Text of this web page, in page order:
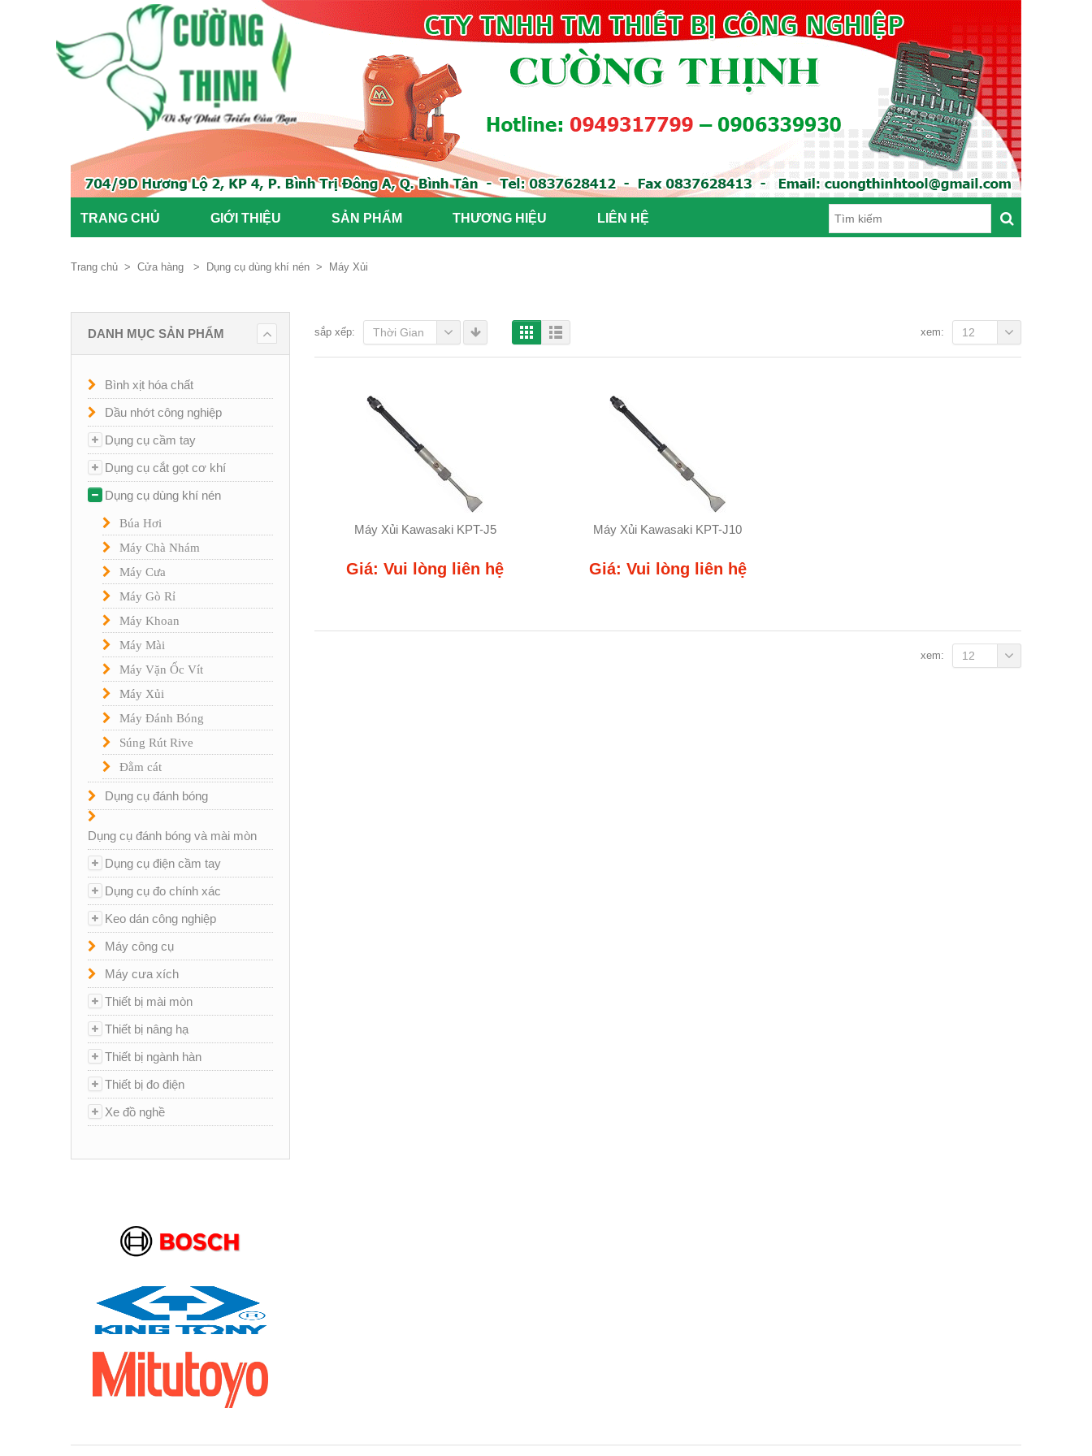
TRANG CHỦ GIỚI THIỆU SẢN PHẨM THƯƠNG HIỆU LIÊN HỆ
Trang chủ > Cửa hàng > Dụng cụ dùng khí nén > Máy Xủi
sắp xếp: Thời Gian xem: 12
Máy Xủi Kawasaki KPT-J5
Giá: Vui lòng liên hệ
Máy Xủi Kawasaki KPT-J10
Giá: Vui lòng liên hệ
xem: 12
DANH MỤC SẢN PHẨM
Bình xịt hóa chất
Dầu nhớt công nghiệp
Dụng cụ cầm tay
Dụng cụ cắt gọt cơ khí
Dụng cụ dùng khí nén
Búa Hơi
Máy Chà Nhám
Máy Cưa
Máy Gò Rỉ
Máy Khoan
Máy Mài
Máy Vặn Ốc Vít
Máy Xủi
Máy Đánh Bóng
Súng Rút Rive
Đằm cát
Dụng cụ đánh bóng
Dụng cụ đánh bóng và mài mòn
Dụng cụ điện cầm tay
Dụng cụ đo chính xác
Keo dán công nghiệp
Máy công cụ
Máy cưa xích
Thiết bị mài mòn
Thiết bị nâng hạ
Thiết bị ngành hàn
Thiết bị đo điện
Xe đồ nghề